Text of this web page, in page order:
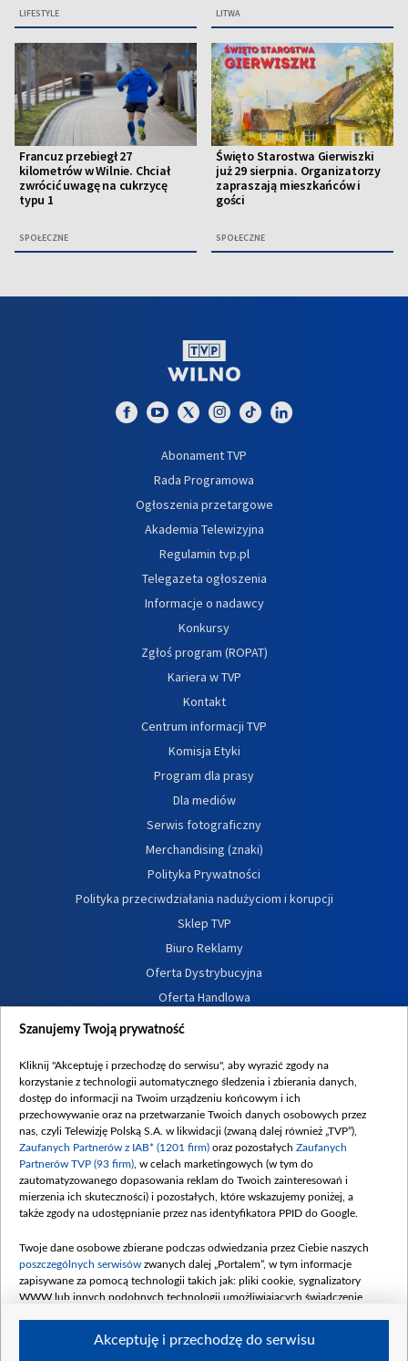
LIFESTYLE LITWA
Francuz przebiegł 27
kilometrów w Wilnie. Chciał
zwrócić uwagę na cukrzycę
typu 1
SPOŁECZNE
Święto Starostwa Gierwiszki
już 29 sierpnia. Organizatorzy
zapraszają mieszkańców i
gości
SPOŁECZNE
Abonament TVP
Rada Programowa
Ogłoszenia przetargowe
Akademia Telewizyjna
Regulamin tvp.pl
Telegazeta ogłoszenia
Informacje o nadawcy
Konkursy
Zgłoś program (ROPAT)
Kariera w TVP
Kontakt
Centrum informacji TVP
Komisja Etyki
Program dla prasy
Dla mediów
Serwis fotograficzny
Merchandising (znaki)
Polityka Prywatności
Polityka przeciwdziałania nadużyciom i korupcji
Sklep TVP
Biuro Reklamy
Oferta Dystrybucyjna
Oferta Handlowa
Dostępność
Procedura zgłoszeń wewnętrznych
Szanujemy Twoją prywatność
Kliknij "Akceptuję i przechodzę do serwisu", aby wyrazić zgody na
korzystanie z technologii automatycznego śledzenia i zbierania danych,
dostęp do informacji na Twoim urządzeniu końcowym i ich
przechowywanie oraz na przetwarzanie Twoich danych osobowych przez
nas, czyli Telewizję Polską S.A. w likwidacji (zwaną dalej również „TVP”),
Zaufanych Partnerów z IAB* (1201 firm) oraz pozostałych Zaufanych
Partnerów TVP (93 firm) , w celach marketingowych (w tym do
zautomatyzowanego dopasowania reklam do Twoich zainteresowań i
mierzenia ich skuteczności) i pozostałych, które wskazujemy poniżej, a
także zgody na udostępnianie przez nas identyfikatora PPID do Google.
Twoje dane osobowe zbierane podczas odwiedzania przez Ciebie naszych
poszczególnych serwisów zwanych dalej „Portalem”, w tym informacje
zapisywane za pomocą technologii takich jak: pliki cookie, sygnalizatory
WWW lub innych podobnych technologii umożliwiających świadczenie
Akceptuję i przechodzę do serwisu